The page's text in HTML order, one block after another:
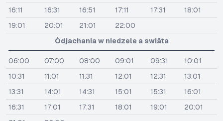
16:11
16:31 16:51 17:11 17:31
18:01
19:01
20:01 21:01
22:00
Òdjachania w niedzele a swiãta
06:00 07:00 08:00 09:01 09:31
10:01
10:31
11:01 11:31 12:01 12:31
13:01
13:31
14:01 14:31 15:01 15:31
16:01
16:31
17:01 17:31 18:01 19:01
20:01